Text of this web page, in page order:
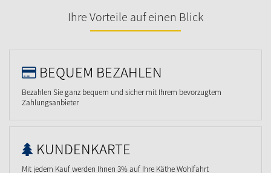
Ihre Vorteile auf einen Blick
BEQUEM BEZAHLEN
Bezahlen Sie ganz bequem und sicher mit Ihrem bevorzugtem
Zahlungsanbieter
KUNDENKARTE
Mit jedem Kauf werden Ihnen 3% auf Ihre Käthe Wohlfahrt